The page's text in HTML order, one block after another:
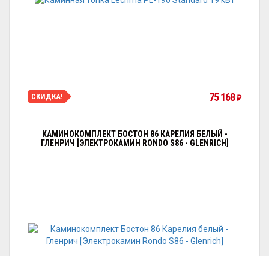
СКИДКА! 75 168₽
КАМИНОКОМПЛЕКТ БОСТОН 86 КАРЕЛИЯ БЕЛЫЙ -
ГЛЕНРИЧ [ЭЛЕКТРОКАМИН RONDO S86 - GLENRICH]